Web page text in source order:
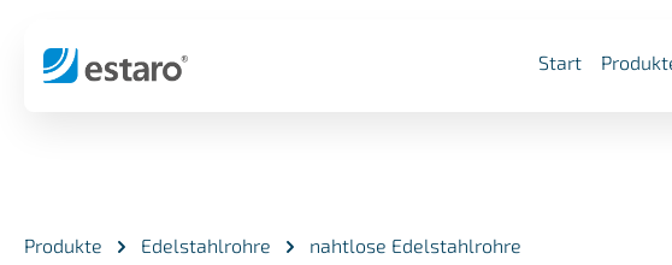
Start
Produkte Edelstahlrohre nahtlose Edelstahlrohre